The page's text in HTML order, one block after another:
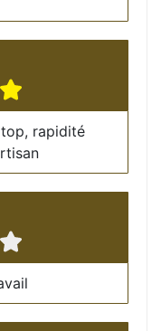
rapidité